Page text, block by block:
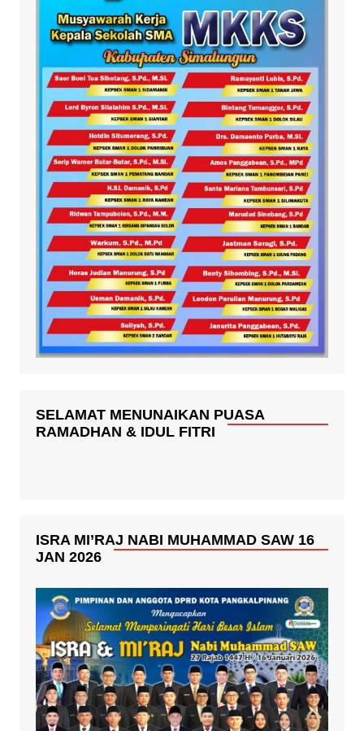
SELAMAT MENUNAIKAN PUASA
RAMADHAN & IDUL FITRI
ISRA MI’RAJ NABI MUHAMMAD SAW 16
JAN 2026